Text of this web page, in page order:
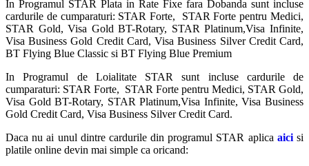
In Programul STAR Plata in Rate Fixe fara Dobanda sunt incluse
cardurile de cumparaturi: STAR Forte, STAR Forte pentru Medici,
STAR Gold, Visa Gold BT-Rotary, STAR Platinum,Visa Infinite,
Visa Business Gold Credit Card, Visa Business Silver Credit Card,
BT Flying Blue Classic si BT Flying Blue Premium
In Programul de Loialitate STAR sunt incluse cardurile de
cumparaturi: STAR Forte, STAR Forte pentru Medici, STAR Gold,
Visa Gold BT-Rotary, STAR Platinum,Visa Infinite, Visa Business
Gold Credit Card, Visa Business Silver Credit Card.
Daca nu ai unul dintre cardurile din programul STAR aplica aicisi
platile online devin mai simple ca oricand: